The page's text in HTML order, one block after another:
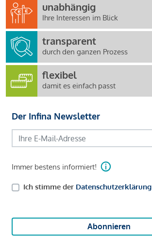
unabhängig
Ihre Interessen im Blick
transparent
durch den ganzen Prozess
flexibel
damit es einfach passt
Der Infina Newsletter
Immer bestens informiert!
Ich stimme der Datenschutzerklärung
Abonnieren